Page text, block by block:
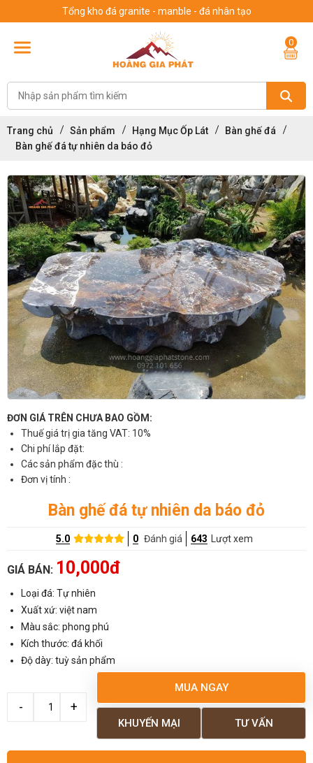
Tổng kho đá granite - manble - đá nhân tạo
0
Trang chủ Sản phẩm Hạng Mục Ốp Lát
Bàn ghế đá
Bàn ghế đá tự nhiên da báo đỏ
ĐƠN GIÁ TRÊN CHƯA BAO GỒM:
Thuế giá trị gia tăng VAT: 10%
Chi phí lắp đặt:
Các sản phẩm đặc thù :
Đơn vị tính :
Bàn ghế đá tự nhiên da báo đỏ
5.0 0 Đánh giá 643 Lượt xem
GIÁ BÁN: 10,000đ
Loại đá: Tự nhiên
Xuất xứ: việt nam
Màu sắc: phong phú
Kích thước: đá khối
Độ dày: tuỳ sản phẩm
MUA NGAY
TƯ VẤN
KHUYẾN MẠI